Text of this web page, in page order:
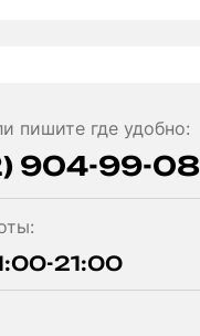
пишите где удобно:
904-99-08
21:00